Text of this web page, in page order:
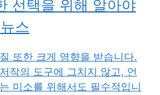
선택을 위해 알아야
스
또한 크게 영향을 받습니다.
작의 도구에 그치지 않고, 언
미소를 위해서도 필수적입니